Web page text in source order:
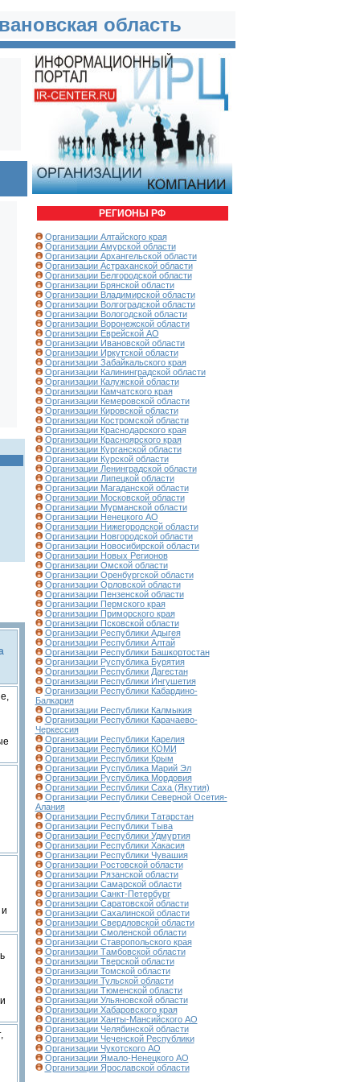
область
РЕГИОНЫ РФ
Организации Алтайского края
Организации Амурской области
Организации Архангельской области
Организации Астраханской области
Организации Белгородской области
Организации Брянской области
Организации Владимирской области
Организации Волгоградской области
Организации Вологодской области
Организации Воронежской области
Организации Еврейской АО
Организации Ивановской области
Организации Иркутской области
Организации Забайкальского края
Организации Калининградской области
Организации Калужской области
Организации Камчатского края
Организации Кемеровской области
Организации Кировской области
Организации Костромской области
Организации Краснодарского края
Организации Красноярского края
Организации Курганской области
Организации Курской области
Организации Ленинградской области
Организации Липецкой области
Организации Магаданской области
Организации Московской области
Организации Мурманской области
Организации Ненецкого АО
Организации Нижегородской области
Организации Новгородской области
Организации Новосибирской области
Организации Новых Регионов
Организации Омской области
Организации Оренбургской области
Организации Орловской области
Организации Пензенской области
Организации Пермского края
Организации Приморского края
Организации Псковской области
Организации Республики Адыгея
Организации Республики Алтай
Организации Республики Башкортостан
Организации Руспублика Бурятия
Организации Республики Дагестан
Организации Республики Ингушетия
Организации Республики Кабардино-
Балкария
Организации Республики Калмыкия
Организации Республики Карачаево-
Черкессия
Организации Республики Карелия
Организации Республики КОМИ
Организации Республики Крым
Организации Руспублика Марий Эл
Организации Руспублика Мордовия
Организации Республики Саха (Якутия)
Организации Республики Северной Осетия-
Алания
Организации Республики Татарстан
Организации Республики Тыва
Организации Республики Удмуртия
Организации Республики Хакасия
Организации Республики Чувашия
Организации Ростовской области
Организации Рязанской области
Организации Самарской области
Организации Санкт-Петербург
Организации Саратовской области
Организации Сахалинской области
Организации Свердловской области
Организации Смоленской области
Организации Ставропольского края
Организации Тамбовской области
Организации Тверской области
Организации Томской области
Организации Тульской области
Организации Тюменской области
Организации Ульяновской области
Организации Хабаровского края
Организации Ханты-Мансийского АО
Организации Челябинской области
Организации Чеченской Республики
Организации Чукотского АО
Организации Ямало-Ненецкого АО
Организации Ярославской области